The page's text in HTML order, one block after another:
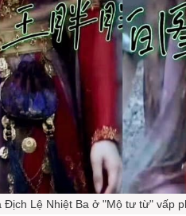
Địch Lệ Nhiệt Ba ở "Mộ tư từ" vấp